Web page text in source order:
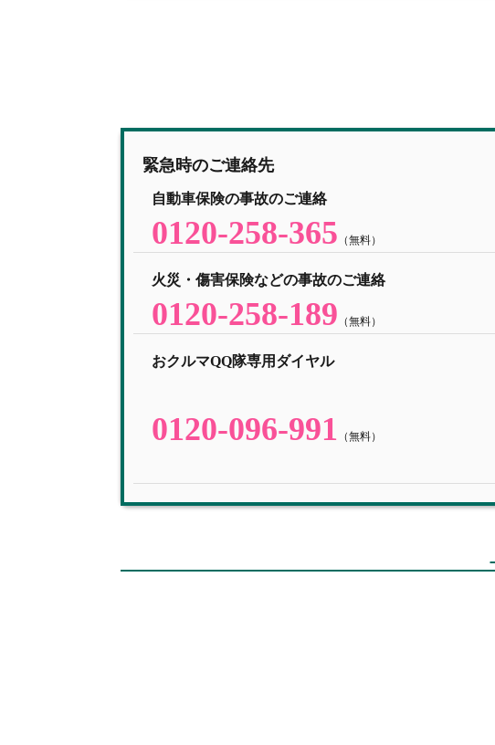
緊急時のご連絡先
自動車保険の事故のご連絡
0120-258-365 （無料）
火災・傷害保険などの事故のご連絡
0120-258-189 （無料）
おクルマQQ隊専用ダイヤル
0120-096-991 （無料）